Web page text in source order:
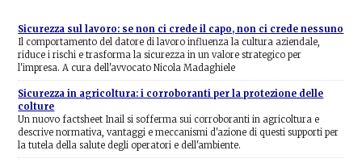
Sicurezza sul lavoro: se non ci crede il capo, non ci crede nessuno
Il comportamento del datore di lavoro influenza la cultura aziendale,
riduce i rischi e trasforma la sicurezza in un valore strategico per
l'impresa. A cura dell'avvocato Nicola Madaghiele
Sicurezza in agricoltura: i corroboranti per la protezione delle
colture
Un nuovo factsheet Inail si sofferma sui corroboranti in agricoltura e
descrive normativa, vantaggi e meccanismi d'azione di questi supporti per
la tutela della salute degli operatori e dell'ambiente.